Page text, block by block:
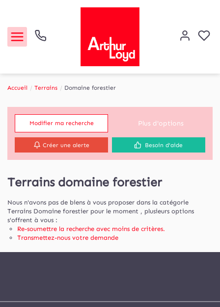
Louer
Etude de marché
Notre Agence
Contact
Accueil Terrains Domaine forestier
Modifier ma recherche Plus d'options
Créer une alerte Besoin d'aide
Terrains domaine forestier
Nous n'avons pas de biens à vous proposer dans la catégorie
Terrains Domaine forestier pour le moment , plusieurs options
s'offrent à vous :
Re-soumettre la recherche avec moins de critères.
Transmettez-nous votre demande